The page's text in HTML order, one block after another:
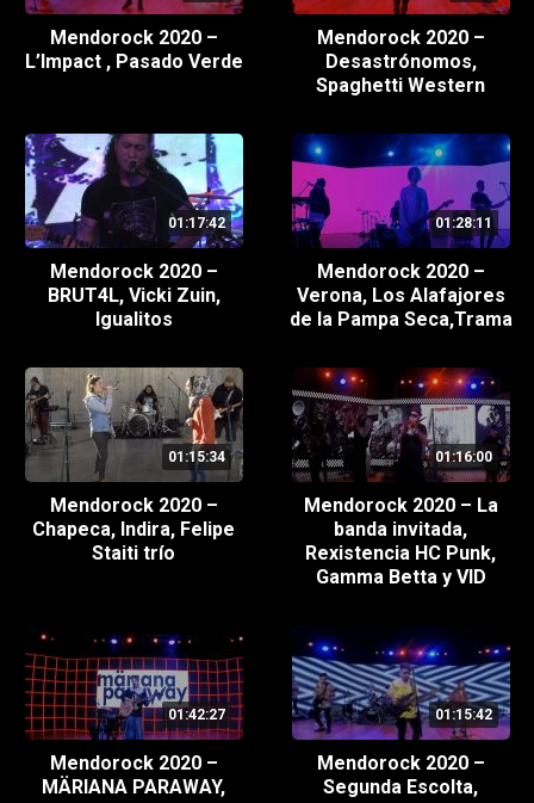
Mendorock 2020 –
L’Impact , Pasado Verde
Mendorock 2020 –
Desastrónomos,
Spaghetti Western
01:17:42
Mendorock 2020 –
BRUT4L, Vicki Zuin,
Igualitos
01:28:11
Mendorock 2020 –
Verona, Los Alafajores
de la Pampa Seca,Trama
01:15:34
Mendorock 2020 –
Chapeca, Indira, Felipe
Staiti trío
01:16:00
Mendorock 2020 – La
banda invitada,
Rexistencia HC Punk,
Gamma Betta y VID
01:42:27
Mendorock 2020 –
MÄRIANA PARAWAY,
01:15:42
Mendorock 2020 –
Segunda Escolta,